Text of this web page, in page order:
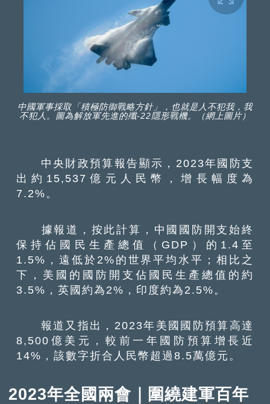
中國軍事採取「積極防御戰略方針」，也就是人不犯我，我
不犯人。圖為解放軍先進的殲-22隱形戰機。（網上圖片）
中央財政預算報告顯示，2023年國防支
出約15,537億元人民幣，增長幅度為
7.2%。
據報道，按此計算，中國國防開支始終
保持佔國民生產總值（GDP）的1.4至
1.5%，遠低於2%的世界平均水平；相比之
下，美國的國防開支佔國民生產總值的約
3.5%，英國約為2%，印度約為2.5%。
報道又指出，2023年美國國防預算高達
8,500億美元，較前一年國防預算增長近
14%，該數字折合人民幣超過8.5萬億元。
2023年全國兩會｜圍繞建軍百年